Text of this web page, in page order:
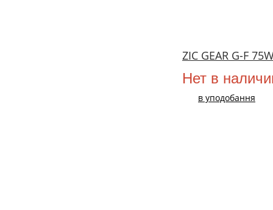
ZIC GEAR G-F
Нет в
в уподобання